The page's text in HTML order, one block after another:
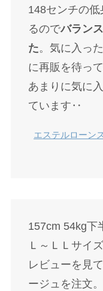
148センチの
るのでバラン
た。気に入っ
に再販を待っ
あまりに気に
ています‥
エステルローン
157cm 54kg下
Ｌ～ＬＬサイズ
レビューを見
ージュを注文。